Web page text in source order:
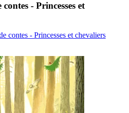
- Princesses et
contes - Princesses et chevaliers